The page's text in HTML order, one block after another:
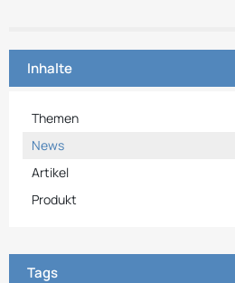
Inhalte
Themen
News
Artikel
Produkt
Tags